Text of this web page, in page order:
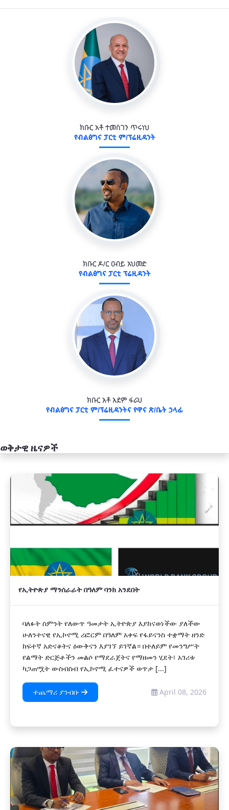
ክቡር አቶ ተመስገን ጥሩነህ
የብልፅግና ፓርቲ ም/ፕሬዚዳንት
ክቡር ዶ/ር ዐብይ አህመድ
የብልፅግና ፓርቲ ፕሬዚዳንት
ክቡር አቶ አደም ፋራህ
የብልፅግና ፓርቲ ም/ፕሬዚዳንትና የዋና ጽ/ቤት ኃላፊ
ወቅታዊ ዜናዎች
አዲስ
የኢትዮጵያ ማንሰራራት በዓለም ባንክ አንደበት
ባለፉት ስምንት የለውጥ ዓመታት ኢትዮጵያ እያከናወነችው ያለችው
ሁለንተናዊ የኢኮኖሚ ሪፎርም በዓለም አቀፍ የፋይናንስ ተቋማት ዘንድ
ከፍተኛ አድናቆትና ዕውቅናን እያገኘ ይገኛል። በተለይም የመንግሥት
የልማት ድርጅቶችን መልሶ የማደራጀትና የማዘመን ሂደት፣ አገሪቱ
ካጋጠሟት ውስብስብ የኢኮኖሚ ፈተናዎች ወጥታ [...]
ተጨማሪ ያንብቡ April 08, 2026